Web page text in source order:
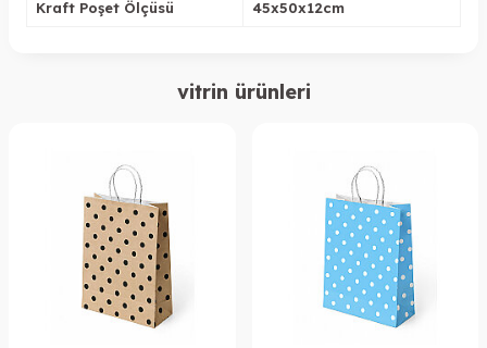
Kraft Poşet Ölçüsü 45x50x12cm
vitrin ürünleri